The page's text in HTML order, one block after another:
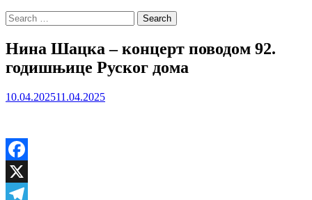
Search
for:
Нина Шацка – концерт поводом 92.
годишњице Руског дома
10.04.202511.04.2025
Facebook
X